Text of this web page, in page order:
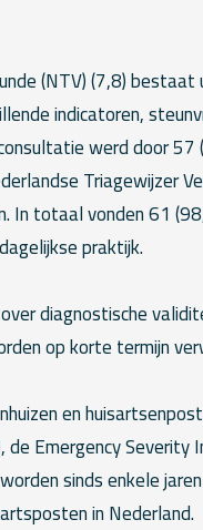
(NTV) (7,8)
indicatoren,
werd door 57
Triagewijzer
In totaal vonden 61
praktijk.
diagnostische
op korte termijn
en
Emergency Severity
sinds enkele
in Nederland.